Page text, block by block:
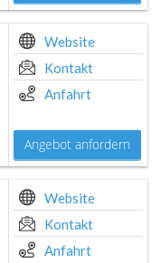
Website
Kontakt
Anfahrt
Angebot anfordern
Website
Kontakt
Anfahrt